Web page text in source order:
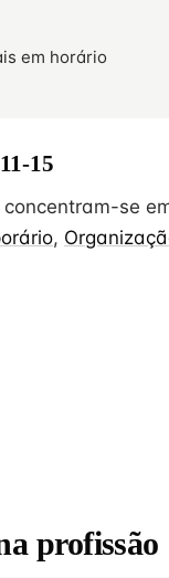
em horário
15
se
,
profissão